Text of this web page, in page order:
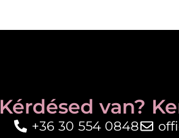
Kérdésed van?
+36 30 554 0848